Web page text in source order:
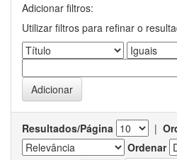
Adicionar filtros:
Utilizar filtros para refinar o
Resultados/Página |
Ordenar